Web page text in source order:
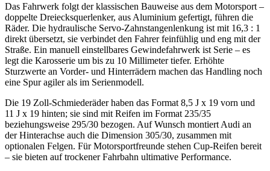
Das Fahrwerk folgt der klassischen Bauweise aus dem Motorsport –
doppelte Dreiecksquerlenker, aus Aluminium gefertigt, führen die
Räder. Die hydraulische Servo-Zahnstangenlenkung ist mit 16,3 : 1
direkt übersetzt, sie verbindet den Fahrer feinfühlig und eng mit der
Straße. Ein manuell einstellbares Gewinde­fahrwerk ist Serie – es
legt die Karosserie um bis zu 10 Millimeter tiefer. Erhöhte
Sturzwerte an Vorder- und Hinterrädern machen das Handling noch
eine Spur agiler als im Serienmodell.
Die 19 Zoll-Schmiederäder haben das Format 8,5 J x 19 vorn und
11 J x 19 hinten; sie sind mit Reifen im Format 235/35
beziehungsweise 295/30 bezogen. Auf Wunsch montiert Audi an
der Hinterachse auch die Dimension 305/30, zusammen mit
optionalen Felgen. Für Motorsportfreunde stehen Cup-Reifen bereit
– sie bieten auf trockener Fahrbahn ultimative Performance.